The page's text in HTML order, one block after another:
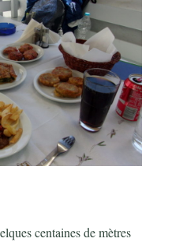
centaines de mètres